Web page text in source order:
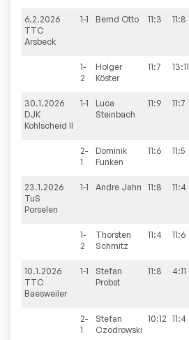
6.2.2026
TTC
Arsbeck
1-1 Bernd Otto 11:3 11:8
1-
2
Holger
Köster
11:7 13:11
30.1.2026
DJK
Kohlscheid II
1-1
Luca
Steinbach
11:9 11:7
2-
1
Dominik
Funken
11:6 11:5
23.1.2026
TuS
Porselen
1-1 Andre Jahn 11:8 11:4
1-
2
Thorsten
Schmitz
11:4 11:6
10.1.2026
TTC
Baesweiler
1-1
Stefan
Probst
11:8 4:11
2-
1
Stefan
Czodrowski
10:12 11:4